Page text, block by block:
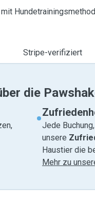
Stripe-verifiziert
die
Jede
unsere
Haustier die
Mehr zu